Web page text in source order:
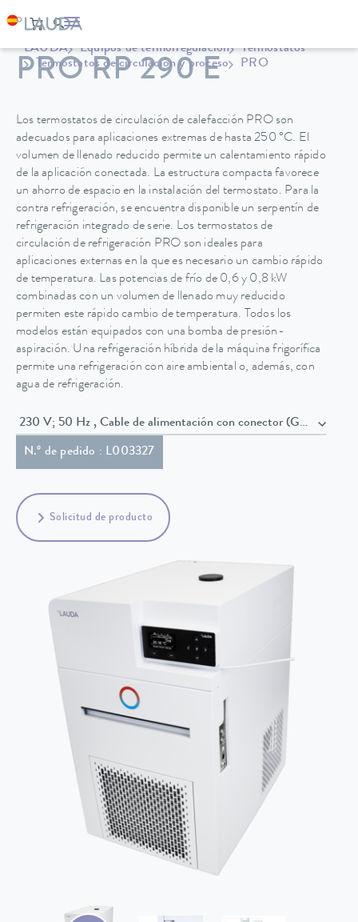
LAUDA Equipos de termorregulación
Termostatos
Termostatos de circulación y proceso
PRO
PRO RP 290 E
Los termostatos de circulación de calefacción PRO son
adecuados para aplicaciones extremas de hasta 250 °C. El
volumen de llenado reducido permite un calentamiento rápido
de la aplicación conectada. La estructura compacta favorece
un ahorro de espacio en la instalación del termostato. Para la
contra refrigeración, se encuentra disponible un serpentín de
refrigeración integrado de serie. Los termostatos de
circulación de refrigeración PRO son ideales para
aplicaciones externas en la que es necesario un cambio rápido
de temperatura. Las potencias de frío de 0,6 y 0,8 kW
combinadas con un volumen de llenado muy reducido
permiten este rápido cambio de temperatura. Todos los
modelos están equipados con una bomba de presión-
aspiración. Una refrigeración híbrida de la máquina frigorífica
permite una refrigeración con aire ambiental o, además, con
agua de refrigeración.
230 V; 50 Hz , Cable de alimentación con conector (GB2099,
N.º de pedido : L003327
Solicitud de producto